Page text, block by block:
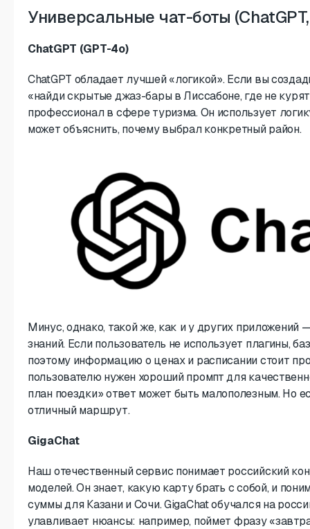
Универсальные чат-боты
ChatGPT (GPT-4o)
ChatGPT обладает лучшей «логикой». Если вы
«найди скрытые джаз-бары в Лиссабоне, где не
профессионал в сфере туризма. Он использует
может объяснить, почему выбрал конкретный район.
Минус, однако, такой же, как и у других приложений
знаний. Если пользователь не использует плагины,
поэтому информацию о ценах и расписании стоит
пользователю нужен хороший промпт для
план поездки» ответ может быть малополезным. Но
отличный маршрут.
GigaChat
Наш отечественный сервис понимает российский
моделей. Он знает, какую карту брать с собой, и
суммы для Казани и Сочи. GigaChat обучался на
улавливает нюансы: например, поймет фразу